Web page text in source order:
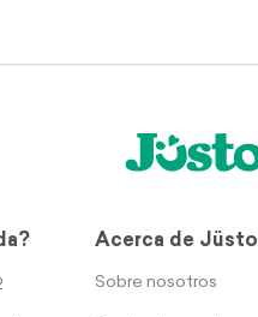
Acerca de Jüsto
Sobre nosotros